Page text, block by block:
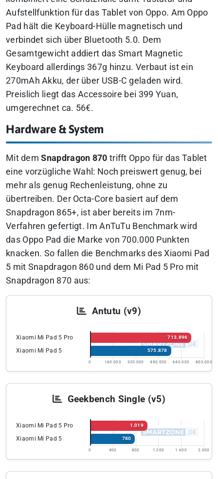
Aufstellfunktion für das Tablet von Oppo. Am Oppo
Pad hält die Keyboard-Hülle magnetisch und
verbindet sich über Bluetooth 5.0. Dem
Gesamtgewicht addiert das Smart Magnetic
Keyboard allerdings 367g hinzu. Verbaut ist ein
270mAh Akku, der über USB-C geladen wird.
Preislich liegt das Accessoire bei 399 Yuan,
umgerechnet ca. 56€.
Hardware & System
Mit demSnapdragon 870 trifft Oppo für das Tablet
eine vorzügliche Wahl: Noch preiswert genug, bei
mehr als genug Rechenleistung, ohne zu
übertreiben. Der Octa-Core basiert auf dem
Snapdragon 865+, ist aber bereits im 7nm-
Verfahren gefertigt. Im AnTuTu Benchmark wird
das Oppo Pad die Marke von 700.000 Punkten
knacken. So fallen die Benchmarks des Xiaomi Pad
5 mit Snapdragon 860 und dem Mi Pad 5 Pro mit
Snapdragon 870 aus:
Antutu (v9)
Xiaomi Mi Pad 5 Pro 713.896
Xiaomi Mi Pad 5 575.878
0 160.000 320.000 480.000 640.000 800.000
Geekbench Single (v5)
Xiaomi Mi Pad 5 Pro 1.019
Xiaomi Mi Pad 5 780
0 400 800 1.200 1.600 2.000